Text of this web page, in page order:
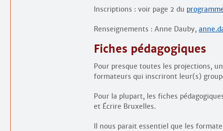
Inscriptions : voir page 2 du
Renseignements : Anne Dauby,
Fiches pédagogiques
Pour presque toutes les projections,
formateurs qui inscriront leur(s)
Pour la plupart, les fiches
et Écrire Bruxelles.
Il nous parait essentiel que les